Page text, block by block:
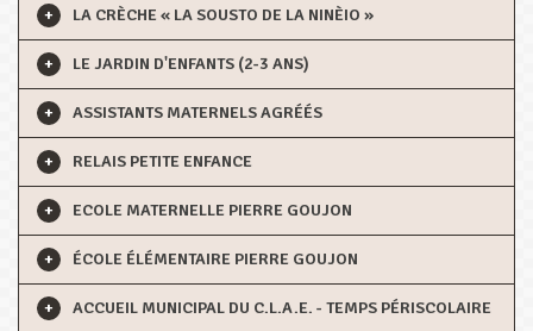
LA CRÈCHE « LA SOUSTO DE LA NINÈIO »
LE JARDIN D'ENFANTS (2-3 ANS)
ASSISTANTS MATERNELS AGRÉÉS
RELAIS PETITE ENFANCE
ECOLE MATERNELLE PIERRE GOUJON
ÉCOLE ÉLÉMENTAIRE PIERRE GOUJON
ACCUEIL MUNICIPAL DU C.L.A.E. - TEMPS PÉRISCOLAIRE